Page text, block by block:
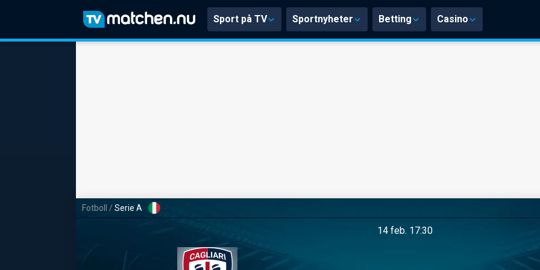
Sport på TV Sportnyheter Betting Casino
Fotboll /Serie A
14 feb. 17:30